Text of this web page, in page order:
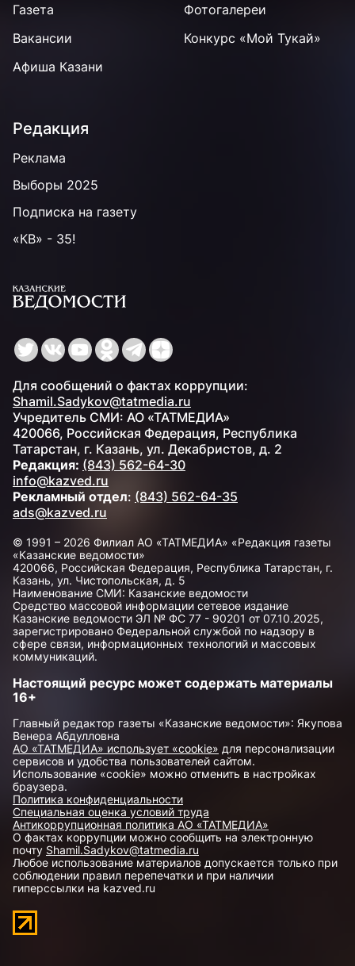
Газета
Фотогалереи
Вакансии
Конкурс «Мой Тукай»
Афиша Казани
Редакция
Реклама
Выборы 2025
Подписка на газету
«КВ» - 35!
Для сообщений о фактах коррупции:
Shamil.Sadykov@tatmedia.ru
Учредитель СМИ: АО «ТАТМЕДИА»
420066, Российская Федерация, Республика
Татарстан, г. Казань, ул. Декабристов, д. 2
Редакция: (843) 562-64-30
info@kazved.ru
Рекламный отдел: (843) 562-64-35
ads@kazved.ru
© 1991 – 2026 Филиал АО «ТАТМЕДИА» «Редакция газеты
«Казанские ведомости»
420066, Российская Федерация, Республика Татарстан, г.
Казань, ул. Чистопольская, д. 5
Наименование СМИ: Казанские ведомости
Средство массовой информации сетевое издание
Казанские ведомости ЭЛ № ФС 77 - 90201 от 07.10.2025,
зарегистрировано Федеральной службой по надзору в
сфере связи, информационных технологий и массовых
коммуникаций.
Настоящий ресурс может содержать материалы
16+
Главный редактор газеты «Казанские ведомости»: Якупова
Венера Абдулловна
АО «ТАТМЕДИА» использует «cookie» для персонализации
сервисов и удобства пользователей сайтом.
Использование «cookie» можно отменить в настройках
браузера.
Политика конфиденциальности
Специальная оценка условий труда
Антикоррупционная политика АО «ТАТМЕДИА»
О фактах коррупции можно сообщить на электронную
почту Shamil.Sadykov@tatmedia.ru
Любое использование материалов допускается только при
соблюдении правил перепечатки и при наличии
гиперссылки на kazved.ru